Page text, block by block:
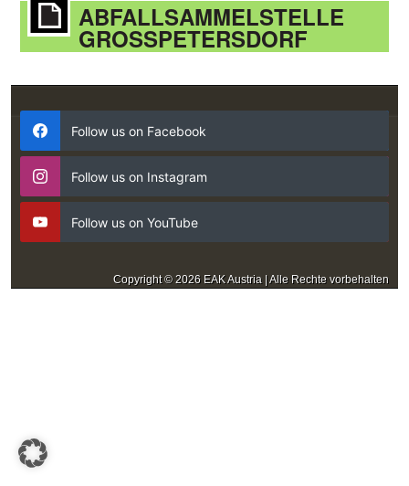
ABFALLSAMMELSTELLE
GROSSPETERSDORF
Follow us on Facebook
Follow us on Instagram
Follow us on YouTube
Copyright © 2026 EAK Austria | Alle Rechte vorbehalten